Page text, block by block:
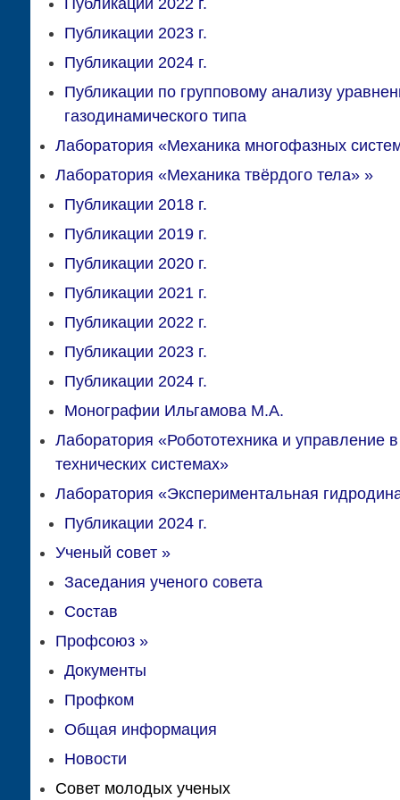
Публикации 2022 г.
Публикации 2023 г.
Публикации 2024 г.
Публикации по групповому анализу
газодинамического типа
Лаборатория «Механика многофазных
Лаборатория «Механика твёрдого тела»»
Публикации 2018 г.
Публикации 2019 г.
Публикации 2020 г.
Публикации 2021 г.
Публикации 2022 г.
Публикации 2023 г.
Публикации 2024 г.
Монографии Ильгамова М.А.
Лаборатория «Робототехника и управление в
технических системах»
Лаборатория «Экспериментальная
Публикации 2024 г.
Ученый совет»
Заседания ученого совета
Состав
Профсоюз»
Документы
Профком
Общая информация
Новости
Совет молодых ученых